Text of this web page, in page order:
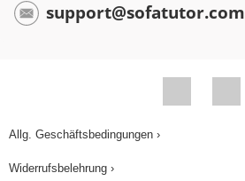
support@sofatutor.com
Allg. Geschäftsbedingungen ›
Widerrufsbelehrung ›